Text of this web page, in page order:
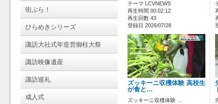
街ぶら！
ひらめきシリーズ
諏訪大社式年造営御柱大祭
諏訪映像遺産
諏訪巡礼
成人式
テーマ LCVNEWS
再生時間 00:02:12
再生回数 43
登録日 2026/07/28
ズッキーニ収穫体験 高校生
が食と…
ズッキーニ収穫体験 …